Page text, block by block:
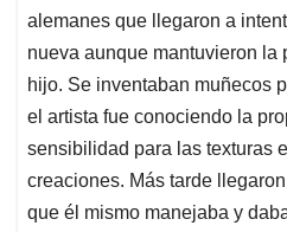
alemanes que llegaron a
nueva aunque mantuvieron la
hijo. Se inventaban muñecos
el artista fue conociendo la
sensibilidad para las texturas
creaciones. Más tarde
que él mismo manejaba y